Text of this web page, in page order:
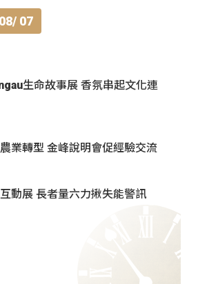
07
生命故事展 香氛串起文化連
業轉型 金峰說明會促經驗交流
動展 長者量六力揪失能警訊